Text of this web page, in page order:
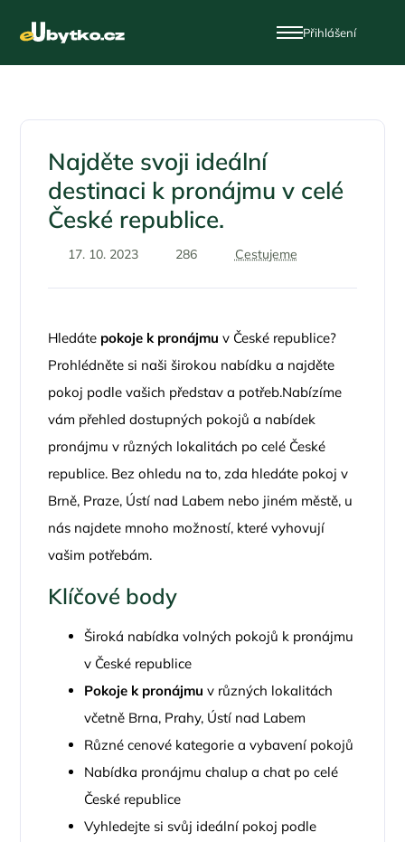
Přihlášení
Najděte svoji ideální
destinaci k pronájmu v celé
České republice.
17. 10. 2023 286 Cestujeme
Hledáte pokoje k pronájmu v České republice?
Prohlédněte si naši širokou nabídku a najděte
pokoj podle vašich představ a potřeb.Nabízíme
vám přehled dostupných pokojů a nabídek
pronájmu v různých lokalitách po celé České
republice. Bez ohledu na to, zda hledáte pokoj v
Brně, Praze, Ústí nad Labem nebo jiném městě, u
nás najdete mnoho možností, které vyhovují
vašim potřebám.
Klíčové body
Široká nabídka volných pokojů k pronájmu
v České republice
Pokoje k pronájmu v různých lokalitách
včetně Brna, Prahy, Ústí nad Labem
Různé cenové kategorie a vybavení pokojů
Nabídka pronájmu chalup a chat po celé
České republice
Vyhledejte si svůj ideální pokoj podle